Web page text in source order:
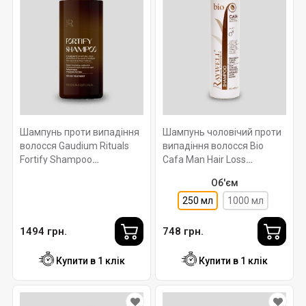
Шампунь проти випадіння
волосся Gaudium Rituals
Fortify Shampoo
1494 грн.
Купити в 1 клік
Шампунь чоловічий проти
випадіння волосся Bio
Cafa Man Hair Loss
Об'єм
250 мл
1000 мл
748 грн.
Купити в 1 клік